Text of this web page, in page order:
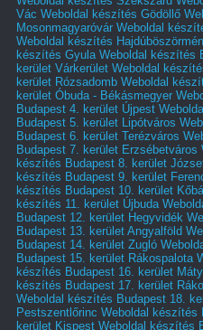
Vác Weboldal készítés Gödöllő
Mosonmagyaróvár Weboldal
Weboldal készítés
készítés Gyula Weboldal készítés
kerület Várkerület Weboldal
kerület Rózsadomb Weboldal
kerület Óbuda - Békásmegyer
Budapest 4. kerület Újpest
Budapest 5. kerület Lipótváros
Budapest 6. kerület Terézváros
Budapest 7. kerület Erzsébetváros
készítés Budapest 8. kerület
készítés Budapest 9. kerület
készítés Budapest 10. kerület
készítés 11. kerület Újbuda
Budapest 12. kerület Hegyvidék
Budapest 13. kerület Angyalföld
Budapest 14. kerület Zugló
Budapest 15. kerület Rákospalota
készítés Budapest 16. kerület
készítés Budapest 17. kerület
Weboldal készítés Budapest 18.
Pestszentlőrinc Weboldal készítés
kerület Kispest Weboldal készítés